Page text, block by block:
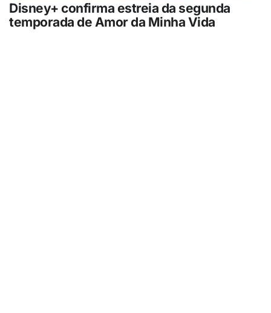
Disney+ confirma estreia da segunda
temporada de Amor da Minha Vida